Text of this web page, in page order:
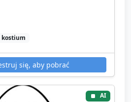
kostium
się, aby pobrać
AI